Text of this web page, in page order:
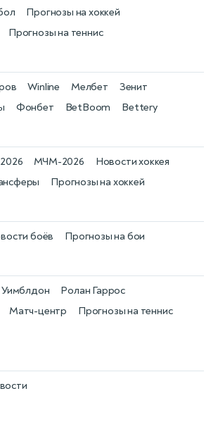
Прогнозы на хоккей
Прогнозы на теннис
Фонбет
Winline
BetBoom
Мелбет
Bettery
Зенит
Новости хоккея
Прогнозы на хоккей
МЧМ-2026
боёв Прогнозы на бои
Матч-центр
Уимблдон
Прогнозы на теннис
Ролан Гаррос